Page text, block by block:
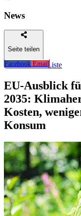
News
Seite teilen
Facebook Email
Zurück zur Liste
EU-Ausblick
2035:
Kosten,
Konsum